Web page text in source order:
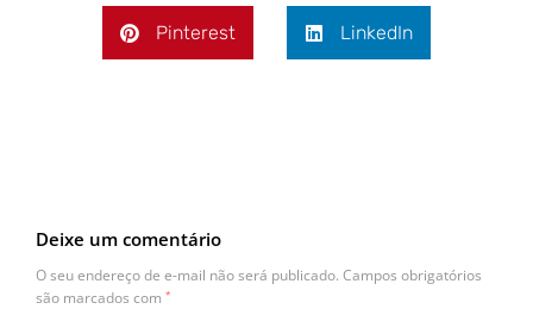
Pinterest LinkedIn
Deixe um comentário
O seu endereço de e-mail não será publicado. Campos obrigatórios
são marcados com *